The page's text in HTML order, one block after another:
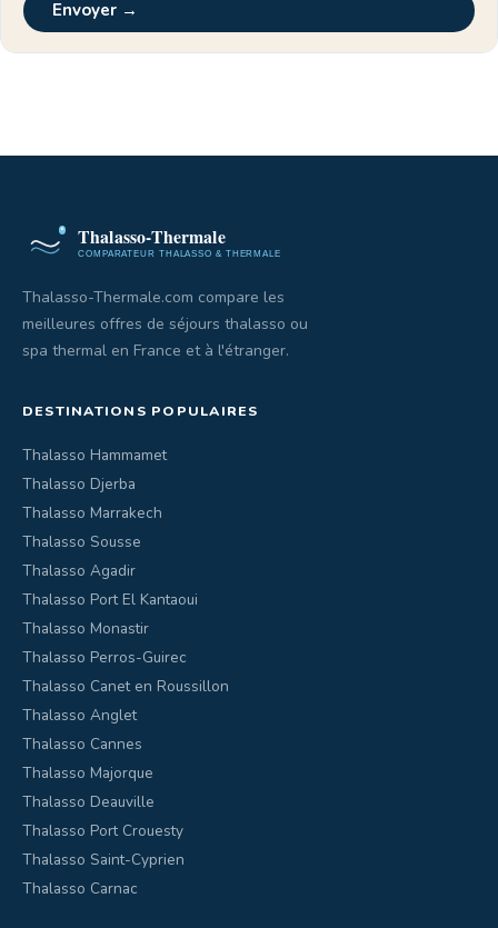
Envoyer →
Thalasso-Thermale.com compare les
meilleures offres de séjours thalasso ou
spa thermal en France et à l'étranger.
DESTINATIONS POPULAIRES
Thalasso Hammamet
Thalasso Djerba
Thalasso Marrakech
Thalasso Sousse
Thalasso Agadir
Thalasso Port El Kantaoui
Thalasso Monastir
Thalasso Perros-Guirec
Thalasso Canet en Roussillon
Thalasso Anglet
Thalasso Cannes
Thalasso Majorque
Thalasso Deauville
Thalasso Port Crouesty
Thalasso Saint-Cyprien
Thalasso Carnac